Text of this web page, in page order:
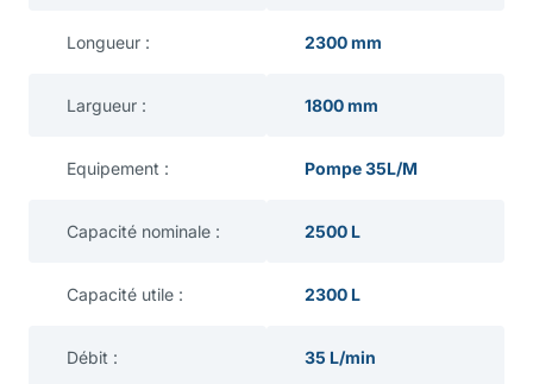
Longueur : 2300 mm
Largueur : 1800 mm
Equipement : Pompe 35L/M
Capacité nominale : 2500 L
Capacité utile : 2300 L
Débit : 35 L/min